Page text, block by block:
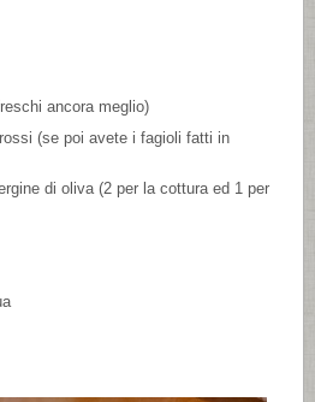
ancora meglio)
(se poi avete i fagioli fatti in
di oliva (2 per la cottura ed 1 per